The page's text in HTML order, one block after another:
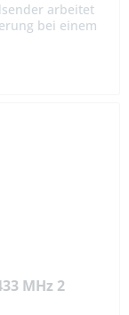
arbeitet
bei einem
MHz 2